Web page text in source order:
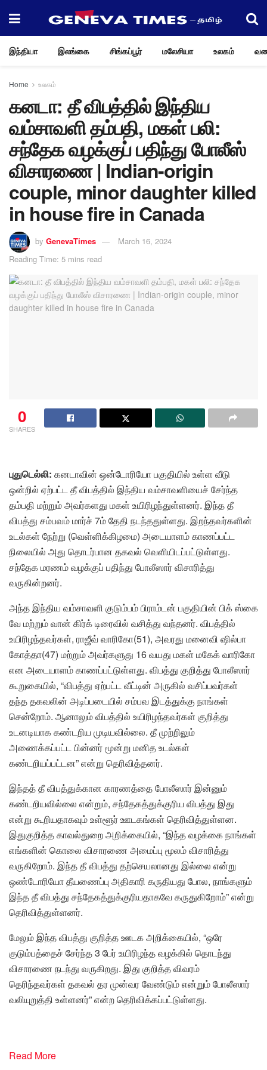
இந்தியா இலங்கை சிங்கப்பூர் மலேசியா உலகம்
Home உலகம்
கனடா: தீ விபத்தில் இந்திய
வம்சாவளி தம்பதி, மகள் பலி:
சந்தேக வழக்குப் பதிந்து போலீஸ்
விசாரணை | Indian-origin
couple, minor daughter killed
in house fire in Canada
by GenevaTimes
March 16, 2024
Reading Time: 5 mins read
0
SHARES
புதுடெல்லி: கனடாவின் ஒன்டோரியோ பகுதியில் உள்ள வீடு
ஒன்றில் ஏற்பட்ட தீ விபத்தில் இந்திய வம்சாவளியைச் சேர்ந்த
தம்பதி மற்றும் அவர்களது மகள் உயிரிழந்துள்ளனர். இந்த தீ
விபத்து சம்பவம் மார்ச் 7ம் தேதி நடந்ததுள்ளது. இறந்தவர்களின்
உடல்கள் நேற்று (வெள்ளிக்கிழமை) அடையாளம் காணப்பட்ட
நிலையில் அது தொடர்பான தகவல் வெளியிடப்பட்டுள்ளது.
சந்தேக மரணம் வழக்குப் பதிந்து போலீஸார் விசாரித்து
வருகின்றனர்.
அந்த இந்திய வம்சாவளி குடும்பம் பிராம்டன் பகுதியின் பிக் ஸ்கை
வே மற்றும் வான் கிர்க் டிரைவில் வசித்து வந்தனர். விபத்தில்
உயிரிழந்தவர்கள், ராஜீவ் வாரிகோ(51), அவரது மனைவி ஷில்பா
கோத்தா(47) மற்றும் அவர்களுது 16 வயது மகள் மகேக் வாரிகோ
என அடையாளம் காணப்பட்டுள்ளது. விபத்து குறித்து போலீஸார்
கூறுகையில், “விபத்து ஏற்பட்ட வீட்டின் அருகில் வசிப்பவர்கள்
தந்த தகவலின் அடிப்படையில் சம்பவ இடத்துக்கு நாங்கள்
சென்றோம். ஆனாலும் விபத்தில் உயிரிழந்தவர்கள் குறித்து
உடனடியாக கண்டறிய முடியவில்லை. தீ முற்றிலும்
அணைக்கப்பட்ட பின்னர் மூன்று மனித உடல்கள்
கண்டறியப்பட்டன” என்று தெரிவித்தனர்.
இந்தத் தீ விபத்துக்கான காரணத்தை போலீஸார் இன்னும்
கண்டறியவில்லை என்றும், சந்தேகத்துக்குரிய விபத்து இது
என்று கூறியதாகவும் உள்ளூர் ஊடகங்கள் தெரிவித்துள்ளன.
இதுகுறித்த காவல்துறை அறிக்கையில், “இந்த வழக்கை நாங்கள்
எங்களின் கொலை விசாரணை அமைப்பு மூலம் விசாரித்து
வருகிறோம். இந்த தீ விபத்து தற்செயலானது இல்லை என்று
ஒண்டோரியோ தீயணைப்பு அதிகாரி கருதியது போல, நாங்களும்
இந்த தீ விபத்து சந்தேகத்துக்குரியதாகவே கருதுகிறோம்” என்று
தெரிவித்துள்ளனர்.
மேலும் இந்த விபத்து குறித்த ஊடக அறிக்கையில், “ஒரே
குடும்பத்தைச் சேர்ந்த 3 பேர் உயிரிழந்த வழக்கில் தொடந்து
விசாரணை நடந்து வருகிறது. இது குறித்த விவரம்
தெரிந்தவர்கள் தகவல் தர முன்வர வேண்டும் என்றும் போலீஸார்
வலியுறுத்தி உள்ளனர்” என்ற தெரிவிக்கப்பட்டுள்ளது.
Read More